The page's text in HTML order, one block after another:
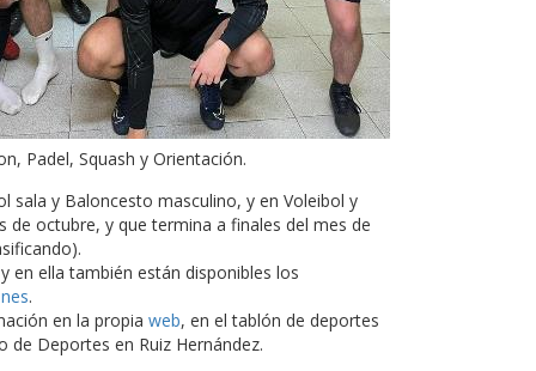
Padel, Squash y Orientación.
sala y Baloncesto masculino, y en Voleibol y
octubre, y que termina a finales del mes de
en ella también están disponibles los
.
en la propia web, en el tablón de deportes
de Deportes en Ruiz Hernández.